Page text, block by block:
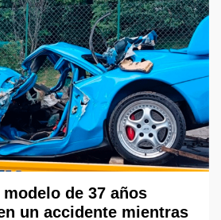
de 37 años
un accidente mientras